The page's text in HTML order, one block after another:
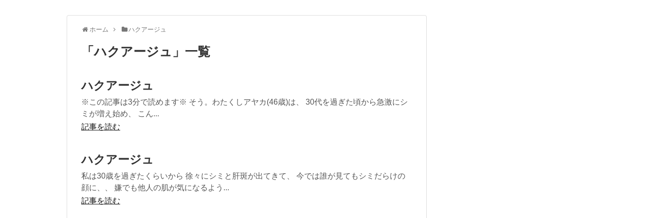
ホーム ハクアージュ
「ハクアージュ 」 一覧
ハクアージュ
※この記事は3分で読めます※ そう。わたくしアヤカ(46歳)は、 30代を過ぎた頃から急激にシ
ミが増え始め、 こん...
記事を読む
ハクアージュ
私は30歳を過ぎたくらいから 徐々にシミと肝斑が出てきて、 今では誰が見てもシミだらけの
顔に、、 嫌でも他人の肌が気になるよう...
記事を読む